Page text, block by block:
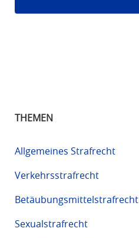
THEMEN
Allgemeines Strafrecht
Verkehrsstrafrecht
Betäubungsmittelstrafrecht
Sexualstrafrecht